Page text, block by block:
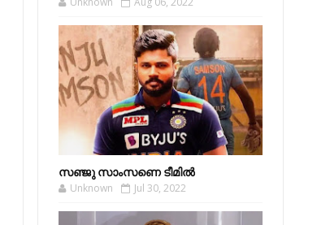
സഞ്ജു സാംസണെ ടീമില്‍
Unknown Jul 30, 2022